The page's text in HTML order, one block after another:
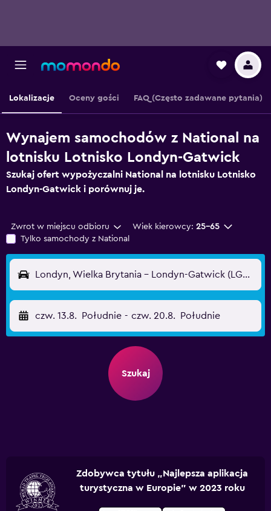
Lokalizacje Oceny gości FAQ (Często zadawane pytania)
Wynajem samochodów z National na
lotnisku Lotnisko Londyn-Gatwick
Szukaj ofert wypożyczalni National na lotnisku Lotnisko
Londyn-Gatwick i porównuj je.
Zwrot w miejscu odbioru Wiek kierowcy: 25-65
Tylko samochody z National
Londyn, Wielka Brytania - Londyn-Gatwick (LGW)
czw. 13.8. Południe - czw. 20.8. Południe
Szukaj
Zdobywca tytułu „Najlepsza aplikacja
turystyczna w Europie” w 2023 roku